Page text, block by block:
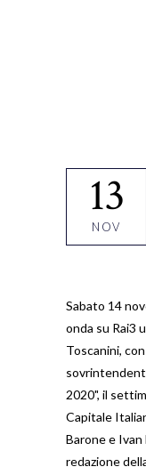
13
NOV
Sabato 14
onda su Rai3
Toscanini,
2020", il
Capitale
Barone e Ivan
redazione